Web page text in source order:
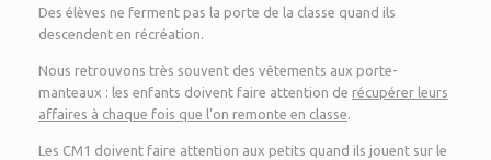
Des élèves ne ferment pas la porte de la classe quand ils
descendent en récréation.
Nous retrouvons très souvent des vêtements aux porte-
manteaux : les enfants doivent faire attention de récupérer leurs
affaires à chaque fois que l’on remonte en classe.
Les CM1 doivent faire attention aux petits quand ils jouent sur le